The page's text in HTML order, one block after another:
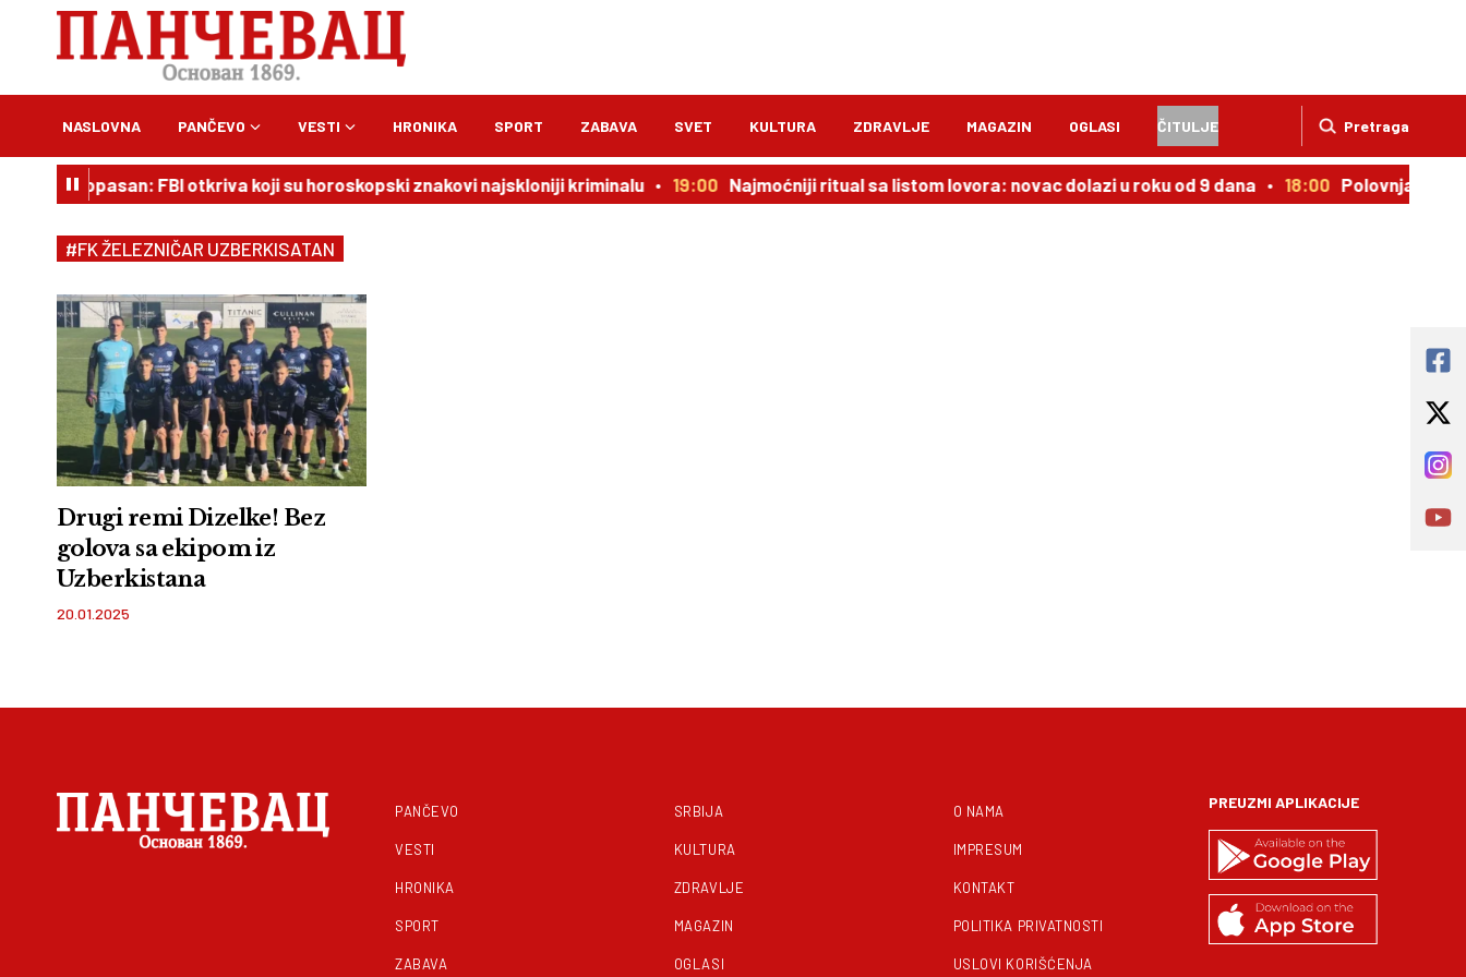
Pretraga
NASLOVNA PANČEVO VESTI HRONIKA SPORT ZABAVA SVET KULTURA ZDRAVLJE MAGAZIN OGLASI ČITULJE
je vrlo opasan: FBI otkriva koji su horoskopski znakovi najskloniji kriminalu 19:00 Najmoćniji ritual sa listom lovora: novac dolazi u roku od 9 dana 18:00 Polovnjak
#FK ŽELEZNIČAR UZBERKISATAN
Drugi remi Dizelke! Bez
golova sa ekipom iz
Uzberkistana
20.01.2025
PANČEVO
VESTI
HRONIKA
SPORT
ZABAVA
SRBIJA
KULTURA
ZDRAVLJE
MAGAZIN
OGLASI
O NAMA
IMPRESUM
KONTAKT
POLITIKA PRIVATNOSTI
USLOVI KORIŠĆENJA
PREUZMI APLIKACIJE